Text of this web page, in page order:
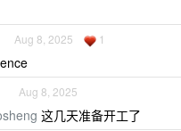
Aug 8, 2025 1
Aug 8, 2025
这几天准备开工了